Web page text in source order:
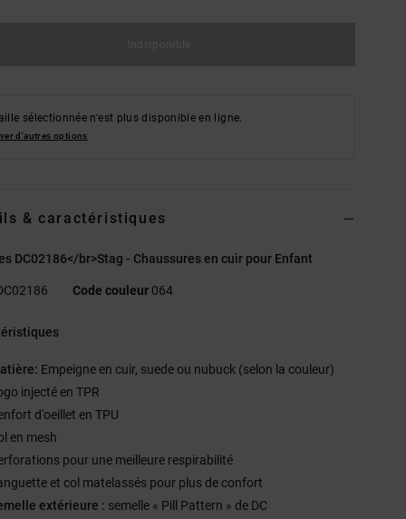
sélectionnée n'est plus disponible en ligne.
d'autres options
& caractéristiques
DC02186</br>Stag - Chaussures en cuir pour Enfant
Code couleur 064
Empeigne en cuir, suede ou nubuck (selon la couleur)
injecté en TPR
d'oeillet en TPU
en mesh
pour une meilleure respirabilité
et col matelassés pour plus de confort
extérieure : semelle « Pill Pattern » de DC